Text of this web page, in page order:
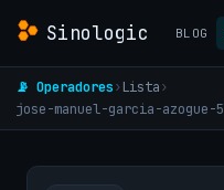
Sinologic BLOG
📡 Operadores› Lista›
jose-manuel-garcia-azogue-5